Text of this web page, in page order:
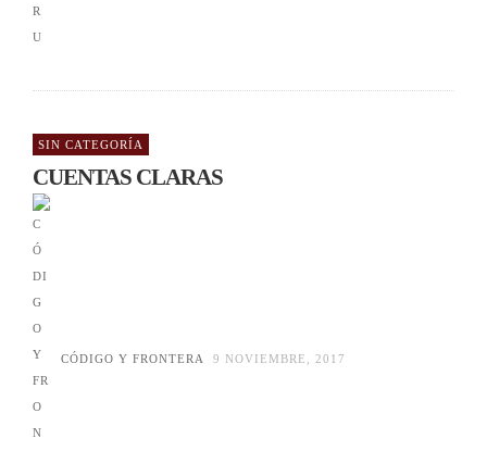
SIN CATEGORÍA
CUENTAS CLARAS
CÓDIGO Y FRONTERA 9 NOVIEMBRE, 2017